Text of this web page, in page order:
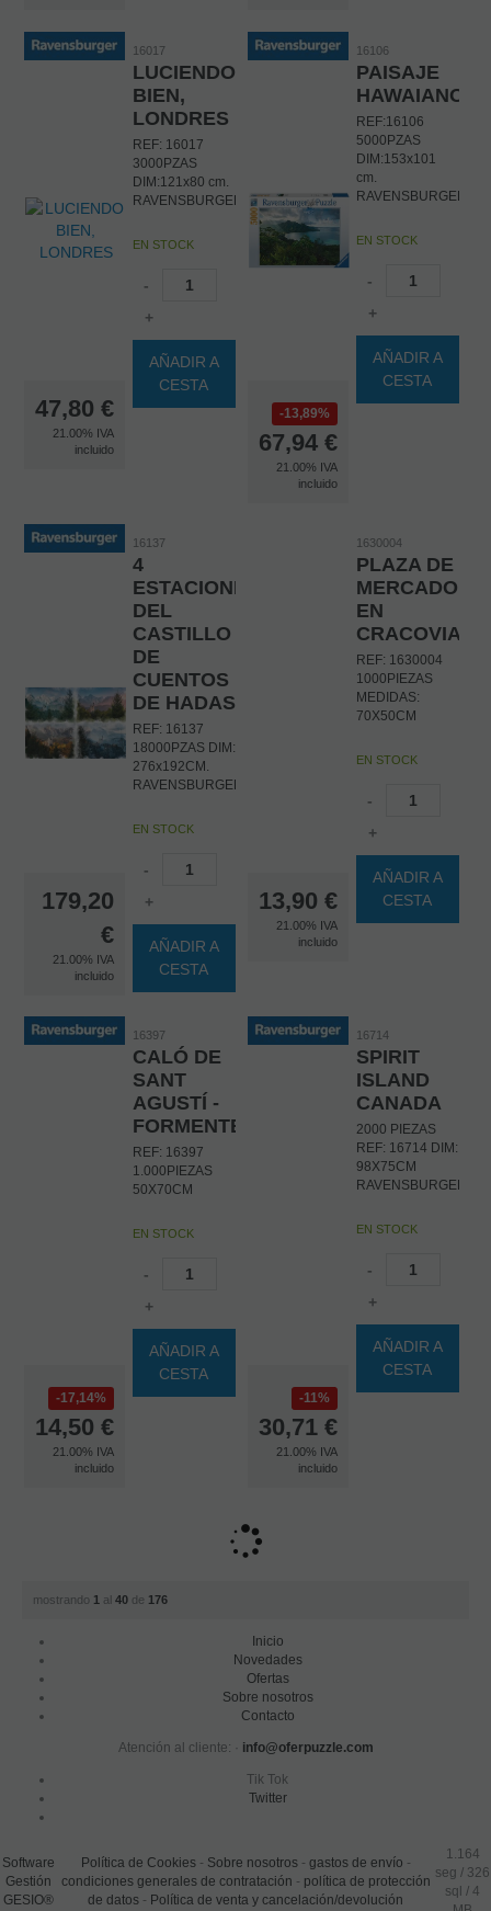
47,80 €
21.00% IVA
incluido
16017
LUCIENDO
BIEN,
LONDRES
REF: 16017
3000PZAS
DIM:121x80 cm.
RAVENSBURGER
EN STOCK
-
+
AÑADIR A
CESTA
13,89%
67,94 €
21.00% IVA
incluido
16106
PAISAJE
HAWAIANO
REF:16106
5000PZAS
DIM:153x101
cm.
RAVENSBURGER
EN STOCK
-
+
AÑADIR A
CESTA
179,20
€
21.00% IVA
incluido
16137
4
ESTACIONES
DEL
CASTILLO
DE
CUENTOS
DE HADAS
REF: 16137
18000PZAS DIM:
276x192CM.
RAVENSBURGER
EN STOCK
-
+
AÑADIR A
CESTA
13,90 €
21.00% IVA
incluido
1630004
PLAZA DE
MERCADO
EN
CRACOVIA
REF: 1630004
1000PIEZAS
MEDIDAS:
70X50CM
EN STOCK
-
+
AÑADIR A
CESTA
17,14%
14,50 €
21.00% IVA
incluido
16397
CALÓ DE
SANT
AGUSTÍ -
FORMENTERA
REF: 16397
1.000PIEZAS
50X70CM
EN STOCK
-
+
AÑADIR A
CESTA
11%
30,71 €
21.00% IVA
incluido
16714
SPIRIT
ISLAND
CANADA
2000 PIEZAS
REF: 16714 DIM:
98X75CM
RAVENSBURGER
EN STOCK
-
+
AÑADIR A
CESTA
mostrando 1 al 40 de 176
Inicio
Novedades
Ofertas
Sobre nosotros
Contacto
Atención al cliente: · info@oferpuzzle.com
Tik Tok
Twitter
Software
Gestión
GESIO®
Política de Cookies- Sobre nosotros- gastos de envío -
condiciones generales de contratación - política de protección
de datos - Política de venta y cancelación/devolución
1.164
seg / 326
sql / 4